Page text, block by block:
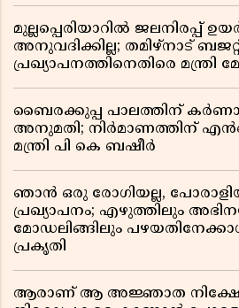
മുല്ലപ്പെരിയാറിൽ ജലനിരപ്പ്
അനുവദിക്കില്ല; തമിഴ്നാട്
പ്രഖ്യാപനത്തിനെതിരെ
ബൈരക്കുപ്പ പാലത്തിന്
അനുമതി; നിർമാണത്തിന്
മന്ത്രി പി കെ ബഷീർ
ഞാൻ ഒരു രോഗിയല്ല,
പ്രഖ്യാപനം; എഴുത്തിലും
മോഡലിങ്ങിലും
പ്രകൃതി
ആരാണ് ആ അജ്ഞാത